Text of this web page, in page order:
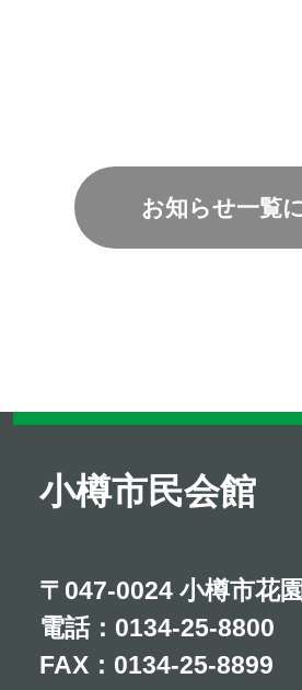
お知らせ一覧
小樽市民会館
〒047-0024 小樽市花
電話： 0134-25-8800
FAX：0134-25-8899